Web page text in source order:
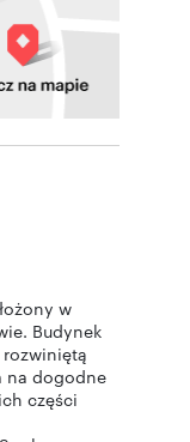
w
Budynek
na dogodne
części